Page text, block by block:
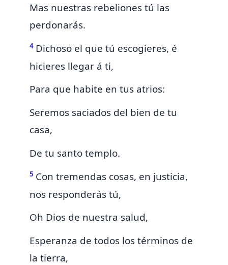
Mas nuestras rebelionestú las
perdonarás.
4 Dichoso el que tú escogieres, é
hicieres llegar á ti,
Para que habite en tus atrios:
Seremos saciados del bien de tu
casa,
De tu santo templo.
5 Con tremendas cosas, en justicia,
nos responderás tú,
Oh Dios de nuestra salud,
Esperanza de todos los términos de
la tierra,